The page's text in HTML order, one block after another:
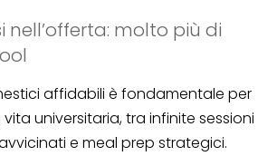
nell’offerta: molto più di
affidabili è fondamentale per
universitaria, tra infinite sessioni
e meal prep strategici.